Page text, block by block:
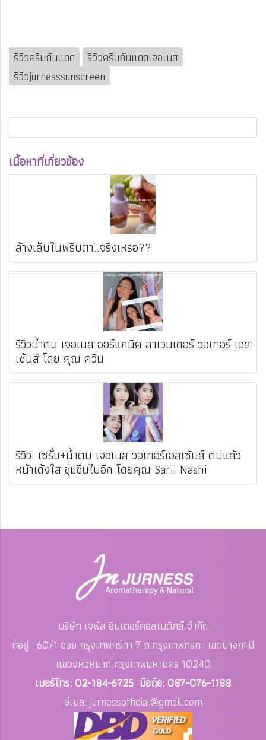
รีวิวครีมกันแดด
รีวิวครีมกันแดดเจอเนส
รีวิวjurnesssunscreen
เนื้อหาที่เกี่ยวข้อง
ล้างเล็บในพริบตา..จริงเหรอ??
รีวิวน้ำตบ เจอเนส ออร์แกนิค ลาเวนเดอร์ วอเทอร์ เอส
เซ้นส์ โดย คุณ ควีน
รีวิว: เซรั่ม+น้ำตบ เจอเนส วอเทอร์เอสเซ้นส์ ตบแล้ว
หน้าเด้งใส ชุ่มชื่นไปอีก โดยคุณ Sarii Nashi
บริษัท เจพัส อินเตอร์คอสเมติกส์ จำกัด
ที่อยู่: 60/1 ซอย กรุงเทพกรีทา 7 ถ.กรุงเทพกรีทา เขตบางกะปิ
แขวงหัวหมาก กรุงเทพมหานคร 10240
เบอร์โทร: 02-184-6725 มือถือ: 087-076-1188
อีเมล: jurnessofficial@gmail.com